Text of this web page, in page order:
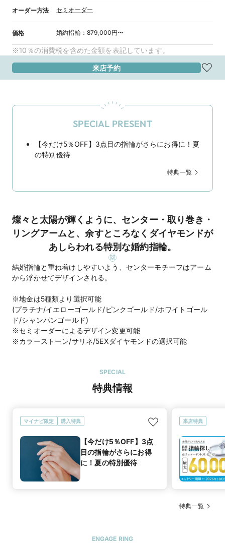
オーダー方法 セミオーダー
価格 婚約指輪： 879,000円〜
※10％の消費税を含めた金額を表記しています。
来店予約
SPECIAL PRESENT
【今だけ5％OFF】3点目の指輪がさらにお得に！夏
の特別優待
特典一覧
燦々と太陽が輝くように、センター・取り巻き・
リングアームと、余すところなくダイヤモンドが
あしらわれる特別な婚約指輪。
結婚指輪と重ね着けしやすいよう、センターモチーフはアーム
から浮かせてデザインされる。
※地金は5種類より選択可能
(プラチナ/イエローゴールド/ピンクゴールド/ホワイトゴール
ド/シャンパンゴールド)
※セミオーダーによるデザイン変更可能
※カラーストーン/サリネ/5EXダイヤモンドの選択可能
SPECIAL
特典情報
マイナビ限定 購入特典
【今だけ5％OFF】3点
目の指輪がさらにお得
に！夏の特別優待
来店特典
特典一覧
ENGAGE RING